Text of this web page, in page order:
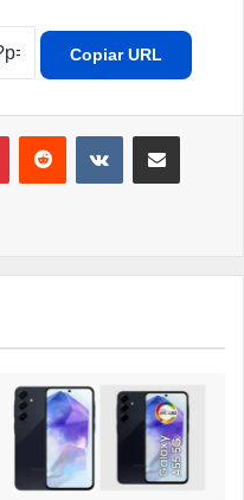
Copiar URL
PinterestReddit VK Compartilhar por e-mail